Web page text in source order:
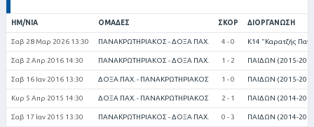
ΗΜ/ΝΊΑ ΟΜΆΔΕΣ ΣΚΟΡ ΔΙΟΡΓΆΝΩΣΗ
Σαβ 28 Μαρ 2026 13:30 ΠΑΝΑΚΡΩΤΗΡΙΑΚΟΣ - ΔΟΞΑ ΠΑΧ. 4 - 0 Κ14 "Καρατζής
Σαβ 2 Απρ 2016 14:30 ΠΑΝΑΚΡΩΤΗΡΙΑΚΟΣ - ΔΟΞΑ ΠΑΧ. 1 - 2 ΠΑΙΔΩΝ (2015-
Σαβ 16 Ιαν 2016 13:30 ΔΟΞΑ ΠΑΧ. - ΠΑΝΑΚΡΩΤΗΡΙΑΚΟΣ 1 - 0 ΠΑΙΔΩΝ (2015-
Κυρ 5 Απρ 2015 14:30 ΔΟΞΑ ΠΑΧ. - ΠΑΝΑΚΡΩΤΗΡΙΑΚΟΣ 2 - 1 ΠΑΙΔΩΝ (2014-
Σαβ 17 Ιαν 2015 13:30 ΠΑΝΑΚΡΩΤΗΡΙΑΚΟΣ - ΔΟΞΑ ΠΑΧ. 0 - 3 ΠΑΙΔΩΝ (2014-